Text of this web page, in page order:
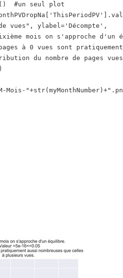
#un seul plot
vues", ylabel='Décompte',
mois on s'approche d'un
à 0 vues sont
du nombre de pages